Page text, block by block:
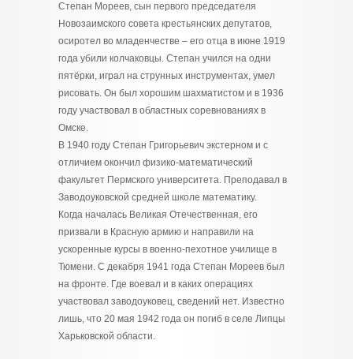
Степан Мореев, сын первого председателя
Новозаимского совета крестьянских депутатов,
осиротел во младенчестве – его отца в июне 1919
года убили колчаковцы. Степан учился на одни
пятёрки, играл на струнных инструментах, умел
рисовать. Он был хорошим шахматистом и в 1936
году участвовал в областных соревнованиях в
Омске.
В 1940 году Степан Григорьевич экстерном и с
отличием окончил физико-математический
факультет Пермского университета. Преподавал в
Заводоуковской средней школе математику.
Когда началась Великая Отечественная, его
призвали в Красную армию и направили на
ускоренные курсы в военно-пехотное училище в
Тюмени. С декабря 1941 года Степан Мореев был
на фронте. Где воевал и в каких операциях
участвовал заводоуковец, сведений нет. Известно
лишь, что 20 мая 1942 года он погиб в селе Липцы
Харьковской области.